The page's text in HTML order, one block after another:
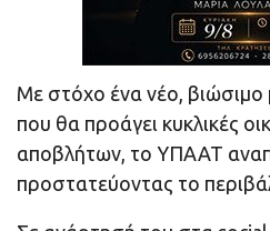
Με στόχο ένα νέο,
που θα προάγει κυκλικές
αποβλήτων, το ΥΠΑΑΤ
προστατεύοντας το